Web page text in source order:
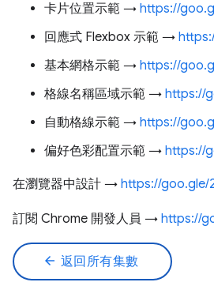
卡片位置示範 → https://
回應式 Flexbox 示範 →
基本網格示範 → https://
格線名稱區域示範 → https://
自動格線示範 → https://
偏好色彩配置示範 → https://
在瀏覽器中設計 → https://goo.gle/
訂閱 Chrome 開發人員 → https://
arrow_back 返回所有集數